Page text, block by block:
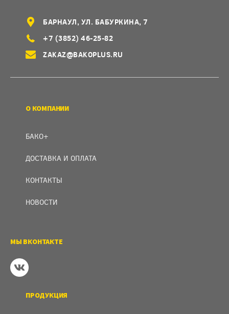
БАРНАУЛ, УЛ. БАБУРКИНА, 7
+7 (3852) 46-25-82
ZAKAZ@BAKOPLUS.RU
О КОМПАНИИ
БАКО+
ДОСТАВКА И ОПЛАТА
КОНТАКТЫ
НОВОСТИ
МЫ ВКОНТАКТЕ
ПРОДУКЦИЯ